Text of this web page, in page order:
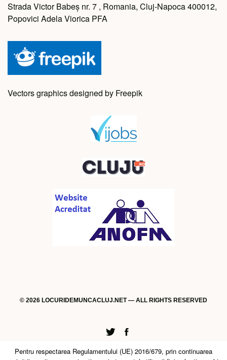
Strada Victor Babeș nr. 7 , Romania, Cluj-Napoca 400012,
Popovici Adela Viorica PFA
Vectors graphics designed by Freepik
© 2026 LOCURIDEMUNCACLUJ.NET — ALL RIGHTS RESERVED
Twitter
Facebook
Pentru respectarea Regulamentului (UE) 2016/679, prin continuarea